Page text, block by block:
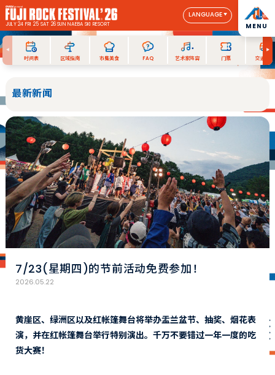
JULY 24 FRI 25 SAT 26 SUNNAEBA SKI RESORT
LANGUAGE
MENU
时间表 区域指南 市集美食 FAQ 艺术家阵容 门票 交通指南
最新新闻
7/23(星期四)的节前活动免费参加！
2026.05.22
黄崖区、绿洲区以及红帐篷舞台将举办盂兰盆节、抽奖、烟花表
演，并在红帐篷舞台举行特别演出。千万不要错过一年一度的吃
货大赛！